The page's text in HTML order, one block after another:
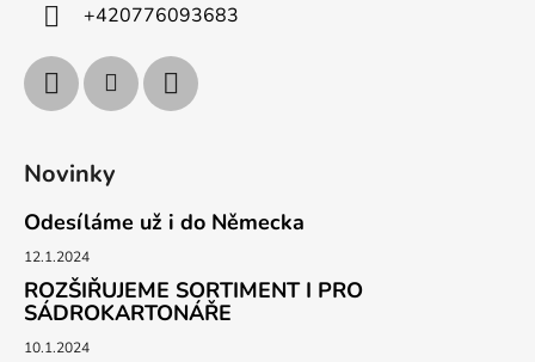
+420776093683
Novinky
Odesíláme už i do Německa
12.1.2024
ROZŠIŘUJEME SORTIMENT I PRO
SÁDROKARTONÁŘE
10.1.2024